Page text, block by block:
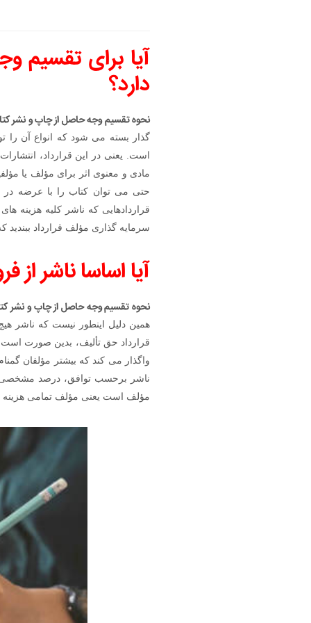
آیا برای تقسیم
دارد؟
نحوه تقسیم وجه حاصل از چاپ و نشر
گذار بسته می شود که انواع آن را
است. یعنی در این قرارداد،
مادی و معنوی اثر برای مؤلف یا
حتی می توان کتاب را با عرضه در
قراردادهایی که ناشر کلیه هزینه
سرمایه گذاری مؤلف قرارداد ببندید
آیا اساسا ناشر
نحوه تقسیم وجه حاصل از چاپ و نشر
همین دلیل اینطور نیست که ناشر
قرارداد حق تألیف، بدین صورت
واگذار می کند که بیشتر مؤلفان
ناشر برحسب توافق، درصد مشخصی
مؤلف است یعنی مؤلف تمامی